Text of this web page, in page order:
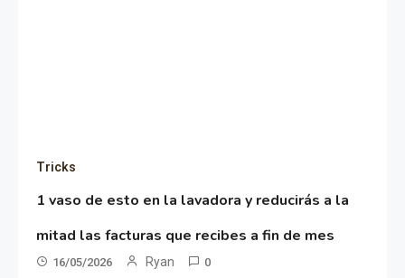
Tricks
1 vaso de esto en la lavadora y reducirás a la
mitad las facturas que recibes a fin de mes
16/05/2026 Ryan 0